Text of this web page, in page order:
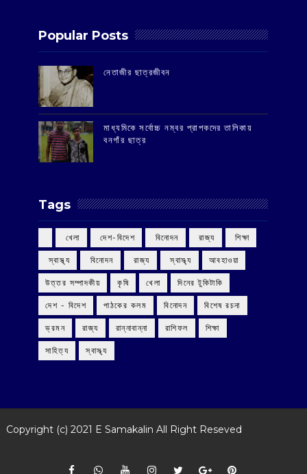
Popular Posts
‌নেতাজীর ছাত্রজীবন
মাধ্যমিকে সর্বোচ্চ নম্বর প্রাপকদের তালিকায়
বনগাঁর ছাত্র
Tags
‌ খেলা ‌ দেশ-বিদেশ ‌ বিনোদন ‌ রাজ্য ‌ শিক্ষা
‌ স্বাস্থ্য ‌ বিনোদন ‌ রাজ্য ‌ স্বাস্থ্য আবহাওয়া
উত্তর সম্পাদকীয় কৃষি খেলা দিনের টুকিটাকি
দেশ - বিদেশ পাঠকের কলম বিনোদন বিশেষ রচনা
ভ্রমন রাজ্য রান্নাবান্না রাশিফল শিক্ষা
সাহিত্য স্বাস্থ্য
Copyright (c) 2021 E Samakalin All Right Reseved